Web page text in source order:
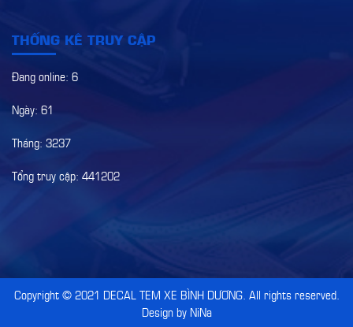
THỐNG KÊ TRUY CẬP
Đang online: 6
Ngày: 61
Tháng: 3237
Tổng truy cập: 441202
Copyright © 2021 DECAL TEM XE BÌNH DƯƠNG. All rights reserved.
Design by NiNa